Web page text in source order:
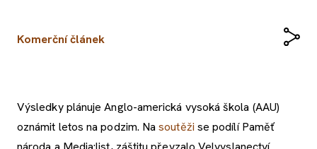
Komerční článek
Výsledky plánuje Anglo-americká vysoká škola (AAU)
oznámit letos na podzim. Nasoutěži se podílí Paměť